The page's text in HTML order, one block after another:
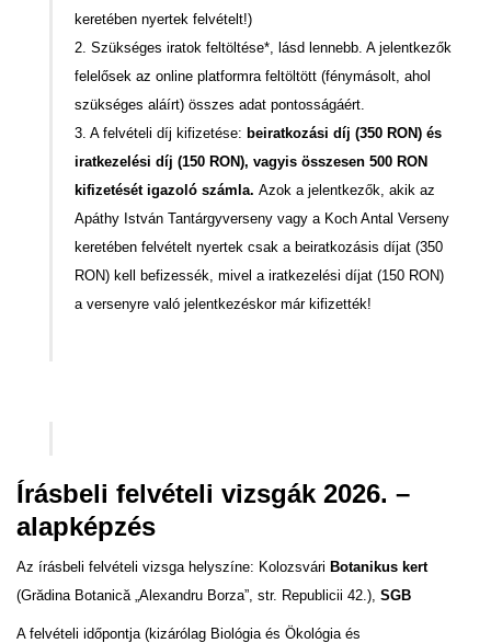
keretében nyertek felvételt!)
2. Szükséges iratok feltöltése*, lásd lennebb. A jelentkezők
felelősek az online platformra feltöltött (fénymásolt, ahol
szükséges aláírt) összes adat pontosságáért.
3. A felvételi díj kifizetése: beiratkozási díj (350 RON) és
iratkezelési díj (150 RON), vagyis összesen 500 RON
kifizetését igazoló számla. Azok a jelentkezők, akik az
Apáthy István Tantárgyverseny vagy a Koch Antal Verseny
keretében felvételt nyertek csak a beiratkozásis díjat (350
RON) kell befizessék, mivel a iratkezelési díjat (150 RON)
a versenyre való jelentkezéskor már kifizették!
Írásbeli felvételi vizsgák 2026. –
alapképzés
Az írásbeli felvételi vizsga helyszíne: Kolozsvári Botanikus kert
(Grădina Botanică „Alexandru Borza”, str. Republicii 42.), SGB
A felvételi időpontja (kizárólag Biológia és Ökológia és